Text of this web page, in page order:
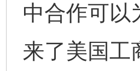
中合作可以
来了美国工